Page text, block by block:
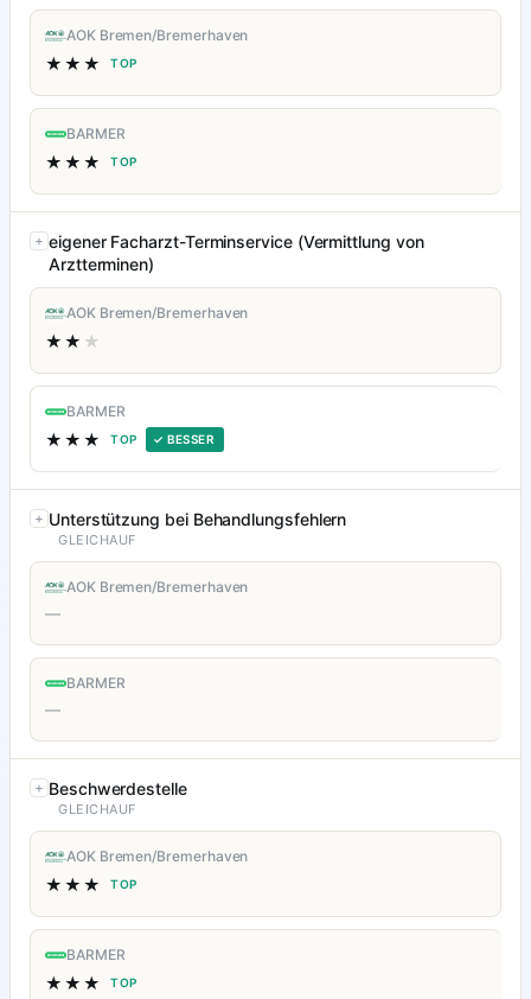
AOK Bremen/Bremerhaven
★★★ TOP
BARMER
★★★ TOP
eigener Facharzt-Terminservice (Vermittlung von
Arztterminen)
AOK Bremen/Bremerhaven
★★ ★
BARMER
★★★ TOP ✓ BESSER
Unterstützung bei Behandlungsfehlern
GLEICHAUF
AOK Bremen/Bremerhaven
—
BARMER
—
Beschwerdestelle
GLEICHAUF
AOK Bremen/Bremerhaven
★★★ TOP
BARMER
★★★ TOP